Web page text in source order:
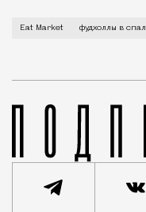
Но начнет,
Eat Market фудхоллы в